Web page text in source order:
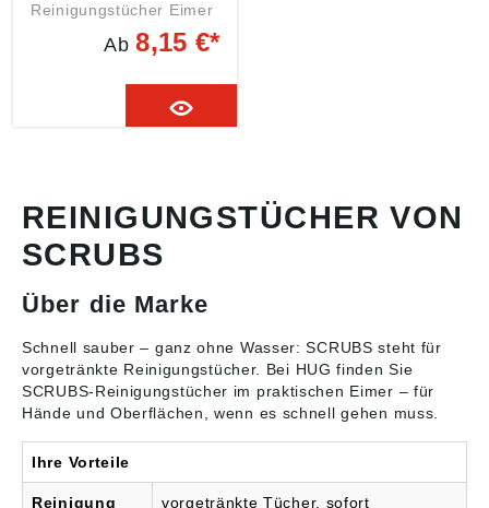
Reinigungstücher Eimer
mit 72 Tüchern Mobiles
und sehr effektives
Teilereinigungssystem.
gründlich und schonend
Wachs, Ruß, Farbe,
Tinte, Dichtungsmittel,
Polyurethan (PU) etc.
Nach der Handreinigung
genügend
effektive Reinigung von
Werkzeugen und
Ausrüstungen.
Noppenseite für starke
Verschmutzungen.
Sanfte Seite für
schonende
Handreinigung.
Rückfettend. Biologisch
Ab8,15 €*
REINIGUNGSTÜCHER VON
SCRUBS
Über die Marke
Schnell sauber – ganz ohne Wasser: SCRUBS steht für
vorgetränkte Reinigungstücher. Bei HUG finden Sie
SCRUBS-Reinigungstücher im praktischen Eimer – für
Hände und Oberflächen, wenn es schnell gehen muss.
Ihre Vorteile
Reinigung vorgetränkte Tücher, sofort